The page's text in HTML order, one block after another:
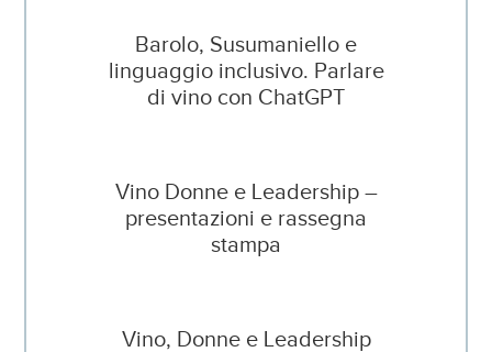
Barolo, Susumaniello e
linguaggio inclusivo. Parlare
di vino con ChatGPT
Vino Donne e Leadership –
presentazioni e rassegna
stampa
Vino, Donne e Leadership